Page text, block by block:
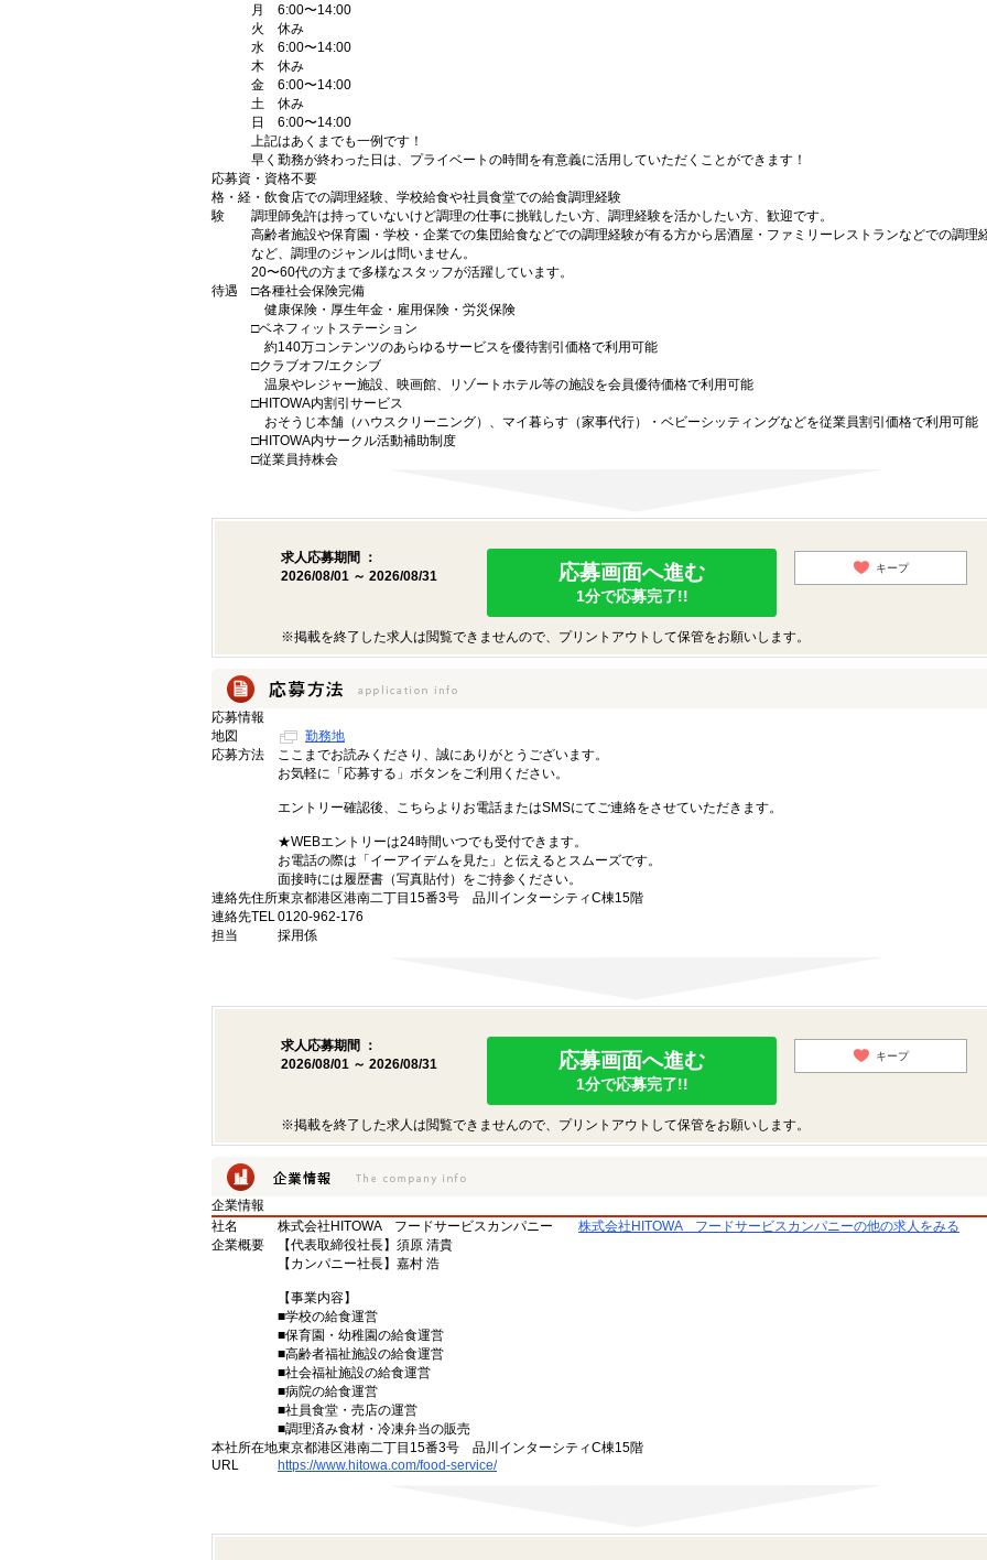
月 6:00〜14:00
火 休み
水 6:00〜14:00
木 休み
金 6:00〜14:00
土 休み
日 6:00〜14:00
上記はあくまでも一例です！
早く勤務が終わった日は、プライベートの時間を有意義に活用していただくことができます！
応募資
格・経
験
・資格不要
・飲食店での調理経験、学校給食や社員食堂での給食調理経験
調理師免許は持っていないけど調理の仕事に挑戦したい方、調理経験を活かしたい方、歓迎です。
高齢者施設や保育園・学校・企業での集団給食などでの調理経験が有る方から居酒屋・ファミリーレストランなどでの調理
など、調理のジャンルは問いません。
20〜60代の方まで多様なスタッフが活躍しています。
待遇
□各種社会保険完備
健康保険・厚生年金・雇用保険・労災保険
□ベネフィットステーション
約140万コンテンツのあらゆるサービスを優待割引価格で利用可能
□クラブオフ/エクシブ
温泉やレジャー施設、映画館、リゾートホテル等の施設を会員優待価格で利用可能
□HITOWA内割引サービス
おそうじ本舗（ハウスクリーニング）、マイ暮らす（家事代行）・ベビーシッティングなどを従業員割引価格で利用可能
□HITOWA内サークル活動補助制度
□従業員持株会
求人応募期間 ：
2026/08/01 ～ 2026/08/31
応募画面へ進む
1分で応募完了!!
キープ
※掲載を終了した求人は閲覧できませんので、プリントアウトして保管をお願いします。
応募情報
地図
勤務地
応募方法
ここまでお読みくださり、誠にありがとうございます。
お気軽に「応募する」ボタンをご利用ください。
エントリー確認後、こちらよりお電話またはSMSにてご連絡をさせていただきます。
★WEBエントリーは24時間いつでも受付できます。
お電話の際は「イーアイデムを見た」と伝えるとスムーズです。
面接時には履歴書（写真貼付）をご持参ください。
連絡先住所東京都港区港南二丁目15番3号 品川インターシティC棟15階
連絡先TEL0120-962-176
担当
採用係
求人応募期間 ：
2026/08/01 ～ 2026/08/31
応募画面へ進む
1分で応募完了!!
キープ
※掲載を終了した求人は閲覧できませんので、プリントアウトして保管をお願いします。
企業情報
社名
株式会社HITOWA フードサービスカンパニー
株式会社HITOWA フードサービスカンパニーの他の求人をみる
企業概要
【代表取締役社長】須原 清貴
【カンパニー社長】嘉村 浩
【事業内容】
■学校の給食運営
■保育園・幼稚園の給食運営
■高齢者福祉施設の給食運営
■社会福祉施設の給食運営
■病院の給食運営
■社員食堂・売店の運営
■調理済み食材・冷凍弁当の販売
本社所在地東京都港区港南二丁目15番3号 品川インターシティC棟15階
URL
https://www.hitowa.com/food-service/